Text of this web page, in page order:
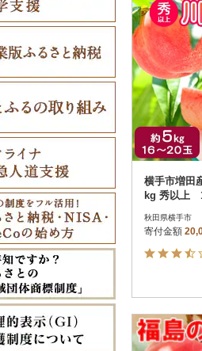
横手市増田
kg 秀以上
秋田県横手市
寄付金額